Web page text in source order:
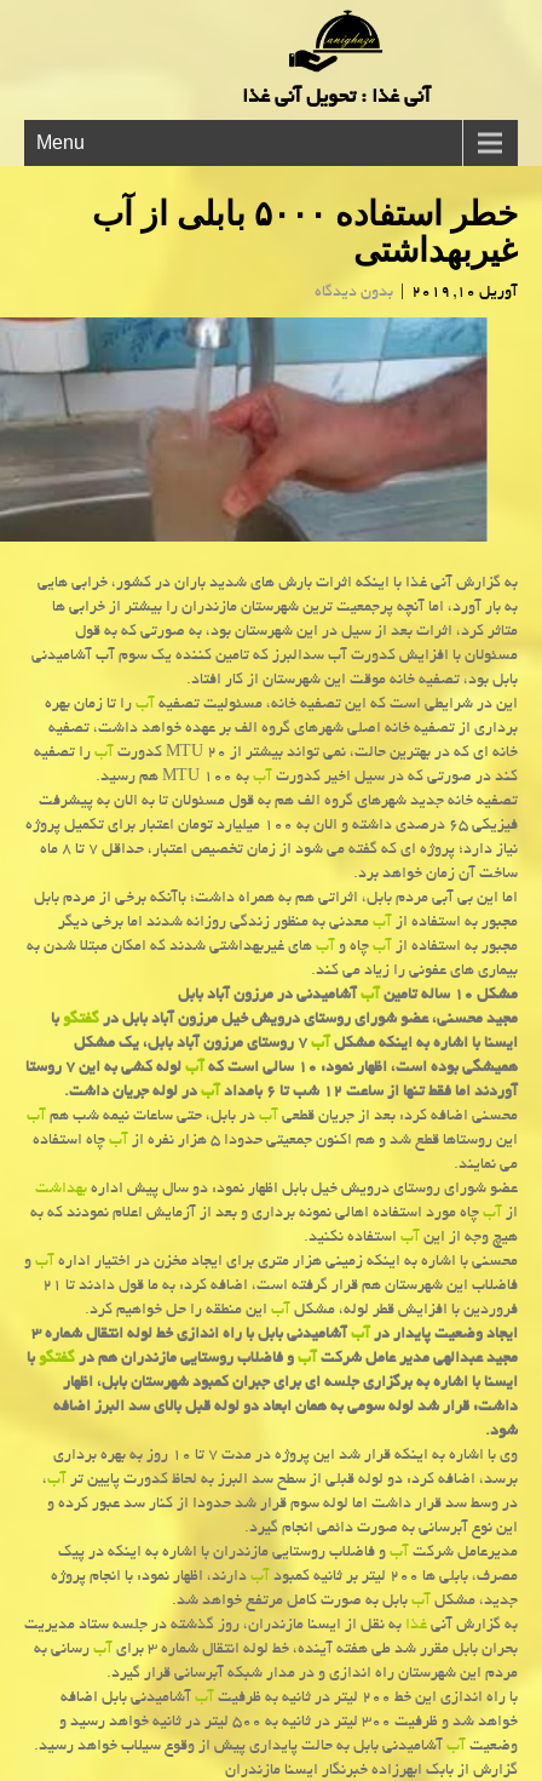
آنی غذا : تحویل آنی غذا
Menu
خطر استفاده ۵۰۰۰ بابلی از آب
غیربهداشتی
آوریل 10, 2019 | بدون دیدگاه
به گزارش آنی غذا با اینكه اثرات بارش های شدید باران در كشور، خرابی هایی
به بار آورد، اما آنچه پرجمعیت ترین شهرستان مازندران را بیشتر از خرابی ها
متاثر كرد، اثرات بعد از سیل در این شهرستان بود، به صورتی كه به قول
مسئولان با افزایش كدورت آب سدالبرز كه تامین كننده یك سوم آب آشامیدنی
بابل بود، تصفیه خانه موقت این شهرستان از كار افتاد.
این در شرایطی است كه این تصفیه خانه، مسئولیت تصفیهآبرا تا زمان بهره
برداری از تصفیه خانه اصلی شهرهای گروه الف بر عهده خواهد داشت، تصفیه
خانه ای كه در بهترین حالت، نمی تواند بیشتر از ۲۰ MTU كدورت
آبرا تصفیه
كند در صورتی كه در سیل اخیر كدورتآببه ۱۰۰ MTU هم رسید.
تصفیه خانه جدید شهرهای گروه الف هم به قول مسئولان تا به الان به پیشرفت
فیزیكی ۶۵ درصدی داشته و الان به ۱۰۰ میلیارد تومان اعتبار برای تكمیل پروژه
نیاز دارد؛ پروژه ای كه گفته می شود از زمان تخصیص اعتبار، حداقل ۷ تا ۸ ماه
ساخت آن زمان خواهد برد.
اما این بی آبی مردم بابل، اثراتی هم به همراه داشت؛ باآنكه برخی از مردم بابل
مجبور به استفاده ازآبمعدنی به منظور زندگی روزانه شدند اما برخی دیگر
مجبور به استفاده ازآبچاه وآبهای غیربهداشتی شدند كه امكان مبتلا شدن به
بیماری های عفونی را زیاد می كند.
مشكل ۱۰ ساله تامین
آبآشامیدنی در مرزون آباد بابل
مجید محسنی، عضو شورای روستای درویش خیل مرزون آباد بابل درگفتگوبا
ایسنا با اشاره به اینكه مشكلآب
۷ روستای مرزون آباد بابل، یك مشكل
همیشگی بوده است، اظهار نمود: ۱۰ سالی است كه
آب
لوله كشی به این ۷ روستا
آوردند اما فقط تنها از ساعت ۱۲ شب تا ۶ بامداد
آبدر لوله جریان داشت.
محسنی اضافه كرد: بعد از جریان قطعیآبدر بابل، حتی ساعات نیمه شب همآب
این روستاها قطع شد و هم اكنون جمعیتی حدودا ۵ هزار نفره از
آبچاه استفاده
می نمایند.
عضو شورای روستای درویش خیل بابل اظهار نمود: دو سال پیش ادارهبهداشت
ازآبچاه مورد استفاده اهالی نمونه برداری و بعد از آزمایش اعلام نمودند كه به
هیچ وجه از اینآباستفاده نكنید.
محسنی با اشاره به اینكه زمینی هزار متری برای ایجاد مخزن در اختیار ادارهآبو
فاضلاب این شهرستان هم قرار گرفته است، اضافه كرد: به ما قول دادند تا ۲۱
فروردین با افزایش قطر لوله، مشكلآباین منطقه را حل خواهیم كرد.
ایجاد وضعیت پایدار درآبآشامیدنی بابل با راه اندازی خط لوله انتقال شماره ۳
مجید عبدالهی مدیر عامل شركتآبو فاضلاب روستایی مازندران هم درگفتگوبا
ایسنا با اشاره به برگزاری جلسه ای برای جبران كمبود شهرستان بابل، اظهار
داشت: قرار شد لوله سومی به همان ابعاد دو لوله قبل بالای سد البرز اضافه
شود.
وی با اشاره به اینكه قرار شد این پروژه در مدت ۷ تا ۱۰ روز به بهره برداری
برسد، اضافه كرد: دو لوله قبلی از سطح سد البرز به لحاظ كدورت پایین ترآب،
در وسط سد قرار داشت اما لوله سوم قرار شد حدودا از كنار سد عبور كرده و
این نوع آبرسانی به صورت دائمی انجام گیرد.
مدیرعامل شركتآبو فاضلاب روستایی مازندران با اشاره به اینكه در پیك
مصرف، بابلی ها ۲۰۰ لیتر بر ثانیه كمبود
آبدارند، اظهار نمود: با انجام پروژه
جدید، مشكلآببابل به صورت كامل مرتفع خواهد شد.
به گزارش آنیغذابه نقل از ایسنا مازندران، روز گذشته در جلسه ستاد مدیریت
بحران بابل مقرر شد طی هفته آینده، خط لوله انتقال شماره ۳ برای
آبرسانی به
مردم این شهرستان راه اندازی و در مدار شبكه آبرسانی قرار گیرد.
با راه اندازی این خط ۲۰۰ لیتر در ثانیه به ظرفیت
آبآشامیدنی بابل اضافه
خواهد شد و ظرفیت ۳۰۰ لیتر در ثانیه به ۵۰۰ لیتر در ثانیه خواهد رسید و
وضعیتآبآشامیدنی بابل به حالت پایداری پیش از وقوع سیلاب خواهد رسید.
گزارش از بابك ابهرزاده خبرنگار ایسنا مازندران